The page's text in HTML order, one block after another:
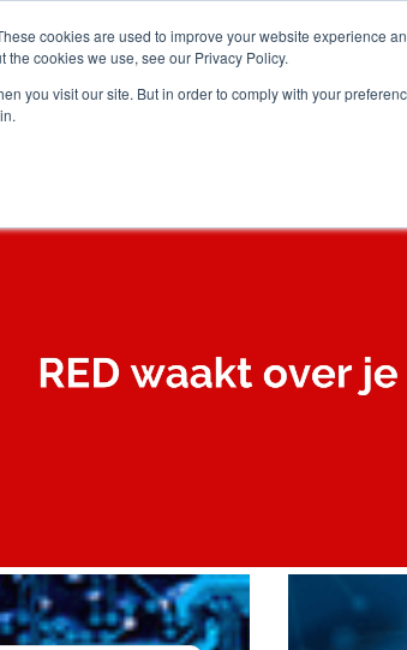
cookies are used to improve your website experience
cookies we use, see our Privacy Policy.
you visit our site. But in order to comply with your
Solutions Knowledge